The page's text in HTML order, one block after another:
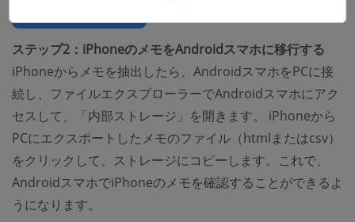
ステップ2：iPhoneのメモをAndroidスマホに移行する
iPhoneからメモを抽出したら、AndroidスマホをPCに接
続し、ファイルエクスプローラーでAndroidスマホにアク
セスして、「内部ストレージ」を開きます。 iPhoneから
PCにエクスポートしたメモのファイル（htmlまたはcsv）
をクリックして、ストレージにコピーします。これで、
AndroidスマホでiPhoneのメモを確認することができるよ
うになります。